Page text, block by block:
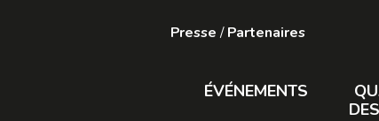
Presse/Partenaires
ÉVÉNEMENTS